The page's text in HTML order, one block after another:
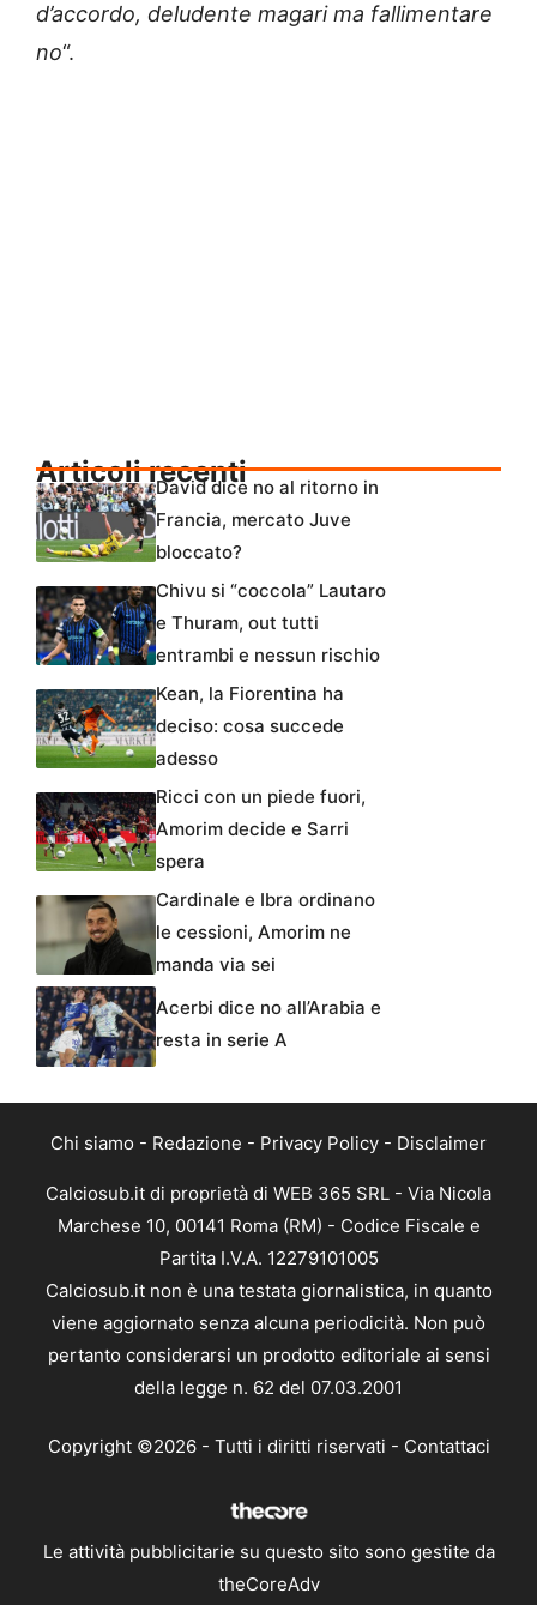
d’accordo, deludente magari ma fallimentare
no“.
Articoli recentiDavid dice no al ritorno in
Francia, mercato Juve
bloccato?
Chivu si “coccola” Lautaro
e Thuram, out tutti
entrambi e nessun rischio
Kean, la Fiorentina ha
deciso: cosa succede
adesso
Ricci con un piede fuori,
Amorim decide e Sarri
spera
Cardinale e Ibra ordinano
le cessioni, Amorim ne
manda via sei
Acerbi dice no all’Arabia e
resta in serie A
Chi siamo - Redazione - Privacy Policy - Disclaimer
Calciosub.it di proprietà di WEB 365 SRL - Via Nicola
Marchese 10, 00141 Roma (RM) - Codice Fiscale e
Partita I.V.A. 12279101005
Calciosub.it non è una testata giornalistica, in quanto
viene aggiornato senza alcuna periodicità. Non può
pertanto considerarsi un prodotto editoriale ai sensi
della legge n. 62 del 07.03.2001
Copyright ©2026 - Tutti i diritti riservati - Contattaci
Le attività pubblicitarie su questo sito sono gestite da
theCoreAdv